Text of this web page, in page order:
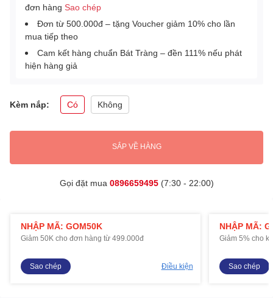
đơn hàng Sao chép
Đơn từ 500.000đ – tặng Voucher giảm 10% cho lần
mua tiếp theo
Cam kết hàng chuẩn Bát Tràng – đền 111% nếu phát
hiện hàng giả
Kèm nắp: Có Không
SẮP VỀ HÀNG
Gọi đặt mua 0896659495(7:30 - 22:00)
NHẬP MÃ: GOM50K
Giảm 50K cho đơn hàng từ 499.000đ
Sao chép Điều kiện
NHẬP MÃ:
Giảm 5% cho
Sao chép